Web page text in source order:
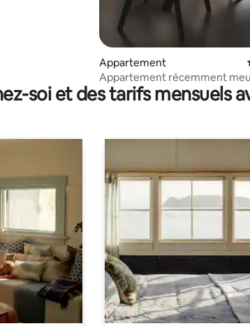
Appartement
Appartement récemment
centre ville
soi et des tarifs mensuels